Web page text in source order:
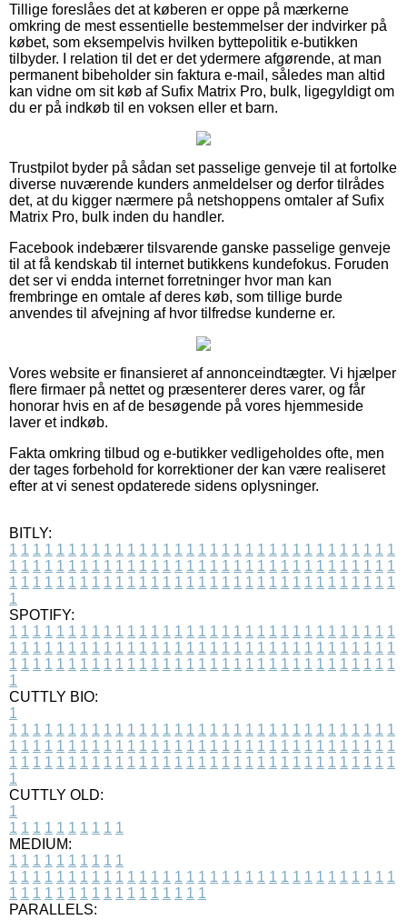
Tillige foreslåes det at køberen er oppe på mærkerne
omkring de mest essentielle bestemmelser der indvirker på
købet, som eksempelvis hvilken byttepolitik e-butikken
tilbyder. I relation til det er det ydermere afgørende, at man
permanent bibeholder sin faktura e-mail, således man altid
kan vidne om sit køb af Sufix Matrix Pro, bulk, ligegyldigt om
du er på indkøb til en voksen eller et barn.
Trustpilot byder på sådan set passelige genveje til at fortolke
diverse nuværende kunders anmeldelser og derfor tilrådes
det, at du kigger nærmere på netshoppens omtaler af Sufix
Matrix Pro, bulk inden du handler.
Facebook indebærer tilsvarende ganske passelige genveje
til at få kendskab til internet butikkens kundefokus. Foruden
det ser vi endda internet forretninger hvor man kan
frembringe en omtale af deres køb, som tillige burde
anvendes til afvejning af hvor tilfredse kunderne er.
Vores website er finansieret af annonceindtægter. Vi hjælper
flere firmaer på nettet og præsenterer deres varer, og får
honorar hvis en af de besøgende på vores hjemmeside
laver et indkøb.
Fakta omkring tilbud og e-butikker vedligeholdes ofte, men
der tages forbehold for korrektioner der kan være realiseret
efter at vi senest opdaterede sidens oplysninger.
BITLY:
1 1 1 1 1 1 1 1 1 1 1 1 1 1 1 1 1 1 1 1 1 1 1 1 1 1 1 1 1 1 1 1 1
1 1 1 1 1 1 1 1 1 1 1 1 1 1 1 1 1 1 1 1 1 1 1 1 1 1 1 1 1 1 1 1 1
1 1 1 1 1 1 1 1 1 1 1 1 1 1 1 1 1 1 1 1 1 1 1 1 1 1 1 1 1 1 1 1 1
1
SPOTIFY:
1 1 1 1 1 1 1 1 1 1 1 1 1 1 1 1 1 1 1 1 1 1 1 1 1 1 1 1 1 1 1 1 1
1 1 1 1 1 1 1 1 1 1 1 1 1 1 1 1 1 1 1 1 1 1 1 1 1 1 1 1 1 1 1 1 1
1 1 1 1 1 1 1 1 1 1 1 1 1 1 1 1 1 1 1 1 1 1 1 1 1 1 1 1 1 1 1 1 1
1
CUTTLY BIO:
1
1 1 1 1 1 1 1 1 1 1 1 1 1 1 1 1 1 1 1 1 1 1 1 1 1 1 1 1 1 1 1 1 1
1 1 1 1 1 1 1 1 1 1 1 1 1 1 1 1 1 1 1 1 1 1 1 1 1 1 1 1 1 1 1 1 1
1 1 1 1 1 1 1 1 1 1 1 1 1 1 1 1 1 1 1 1 1 1 1 1 1 1 1 1 1 1 1 1 1
1
CUTTLY OLD:
1
1 1 1 1 1 1 1 1 1 1
MEDIUM:
1 1 1 1 1 1 1 1 1 1
1 1 1 1 1 1 1 1 1 1 1 1 1 1 1 1 1 1 1 1 1 1 1 1 1 1 1 1 1 1 1 1 1
1 1 1 1 1 1 1 1 1 1 1 1 1 1 1 1 1
PARALLELS: